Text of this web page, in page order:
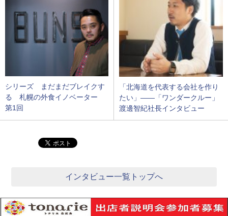
シリーズ まだまだブレイクす
る 札幌の外食イノベーター
第1回
「北海道を代表する会社を作り
たい」――「ワンダークルー」
渡邊智紀社長インタビュー
インタビュー一覧トップへ